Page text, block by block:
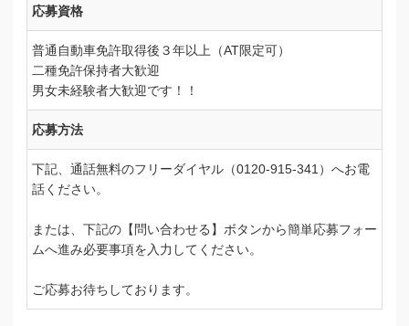
応募資格
普通自動車免許取得後３年以上（AT限定可）
二種免許保持者大歓迎
男女未経験者大歓迎です！！
応募方法
下記、通話無料のフリーダイヤル（0120-915-341）へお電
話ください。
または、下記の【問い合わせる】ボタンから簡単応募フォー
ムへ進み必要事項を入力してください。
ご応募お待ちしております。